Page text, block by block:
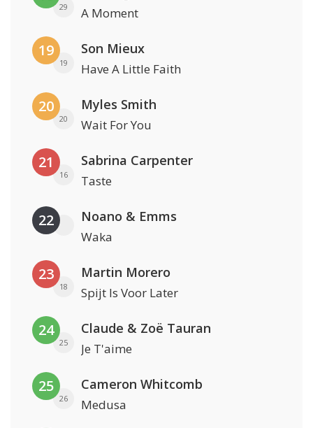
29 A Moment
19
19
Son Mieux
Have A Little Faith
20
20
Myles Smith
Wait For You
21
16
Sabrina Carpenter
Taste
22 Noano & Emms
Waka
23
18
Martin Morero
Spijt Is Voor Later
24
25
Claude & Zoë Tauran
Je T'aime
25
26
Cameron Whitcomb
Medusa